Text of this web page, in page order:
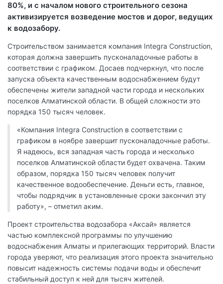
80%, и с началом нового строительного сезона
активизируется возведение мостов и дорог, ведущих
к водозабору.
Строительством занимается компания Integra Construction,
которая должна завершить пусконаладочные работы в
соответствии с графиком. Досаев подчеркнул, что после
запуска объекта качественным водоснабжением будут
обеспечены жители западной части города и нескольких
поселков Алматинской области. В общей сложности это
порядка 150 тысяч человек.
«Компания Integra Construction в соответствии с
графиком в ноябре завершит пусконаладочные работы.
Я надеюсь, вся западная часть города и несколько
поселков Алматинской области будет охвачена. Таким
образом, порядка 150 тысяч человек получит
качественное водообеспечение. Деньги есть, главное,
чтобы подрядчик в установленные сроки закончил эту
работу», – отметил аким.
Проект строительства водозабора «Аксай» является
частью комплексной программы по улучшению
водоснабжения Алматы и прилегающих территорий. Власти
города уверяют, что реализация этого проекта значительно
повысит надежность системы подачи воды и обеспечит
стабильный доступ к ней для тысяч жителей.